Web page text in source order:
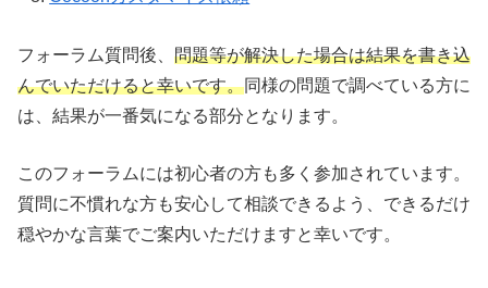
フォーラム質問後、 問題等が解決した場合は結果を書き込
んでいただけると幸いです。同様の問題で調べている方に
は、結果が一番気になる部分となります。
このフォーラムには初心者の方も多く参加されています。
質問に不慣れな方も安心して相談できるよう、できるだけ
穏やかな言葉でご案内いただけますと幸いです。